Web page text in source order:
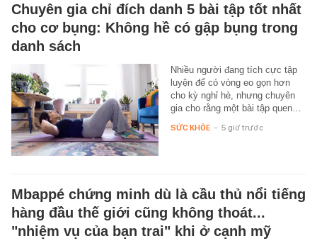
Chuyên gia chỉ đích danh 5 bài tập tốt nhất
cho cơ bụng: Không hề có gập bụng trong
danh sách
Nhiều người đang tích cực tập
luyện để có vòng eo gọn hơn
cho kỳ nghỉ hè, nhưng chuyên
gia cho rằng một bài tập quen…
SỨC KHỎE - 5 giờ trước
Mbappé chứng minh dù là cầu thủ nổi tiếng
hàng đầu thế giới cũng không thoát...
"nhiệm vụ của bạn trai" khi ở cạnh mỹ